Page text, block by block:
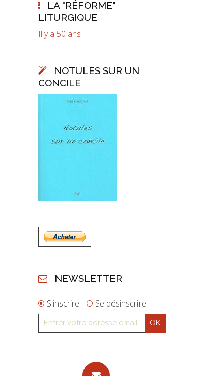
LA "RÉFORME"
LITURGIQUE
Il y a 50 ans
NOTULES SUR UN
CONCILE
NEWSLETTER
S'inscrire Se désinscrire